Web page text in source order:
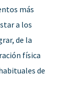
más
a los
de la
física
de